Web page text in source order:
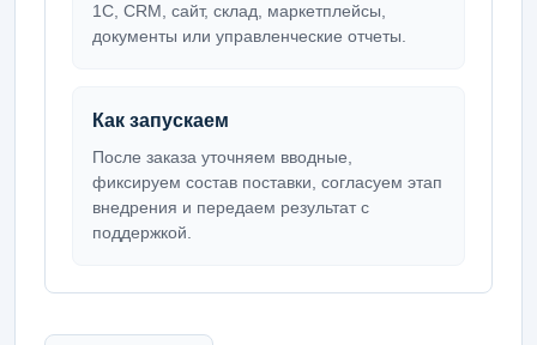
1С, CRM, сайт, склад, маркетплейсы,
документы или управленческие отчеты.
Как запускаем
После заказа уточняем вводные,
фиксируем состав поставки, согласуем этап
внедрения и передаем результат с
поддержкой.